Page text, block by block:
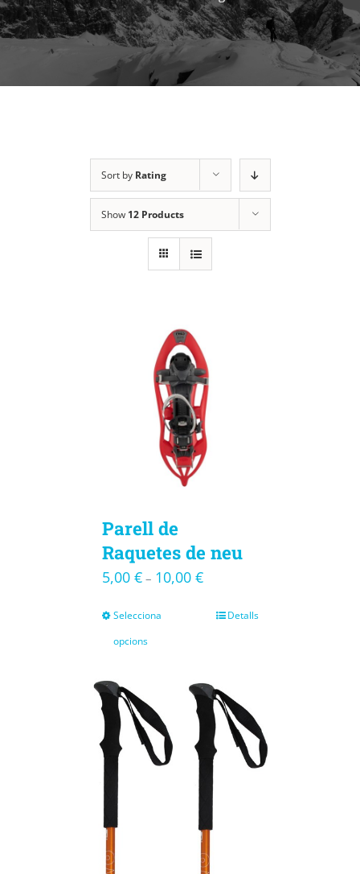
Sort by Rating
Show 12 Products
Parell de
Raquetes de neu
5,00 €– 10,00 €
Selecciona
opcions
Detalls